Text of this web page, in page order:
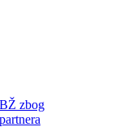
zbog